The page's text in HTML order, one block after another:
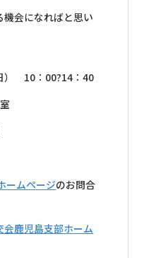
会になればと思い
） 10：00?14：40
ームページのお問合
会鹿児島支部ホーム